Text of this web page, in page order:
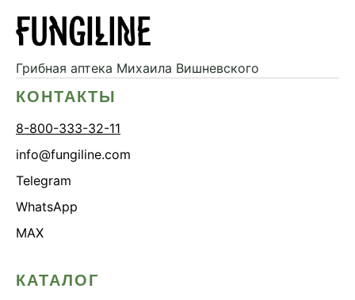
Грибная аптека Михаила Вишневского
КОНТАКТЫ
8-800-333-32-11
info@fungiline.com
Telegram
WhatsApp
MAX
КАТАЛОГ